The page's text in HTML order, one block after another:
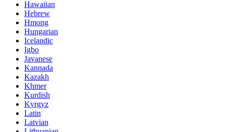
Hawaiian
Hebrew
Hmong
Hungarian
Icelandic
Igbo
Javanese
Kannada
Kazakh
Khmer
Kurdish
Kyrgyz
Latin
Latvian